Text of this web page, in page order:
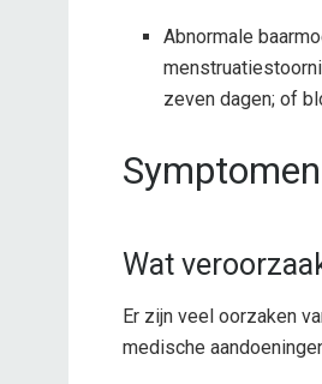
Abnormale
zeven dagen; of
Wat
Er zijn veel oorzaken
medische